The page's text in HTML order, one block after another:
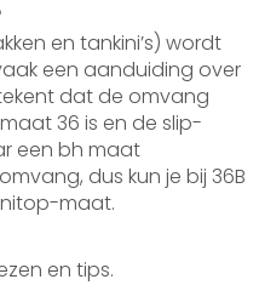
en tankini’s) wordt
een aanduiding over
dat de omvang
36 is en de slip-
een bh maat
dus kun je bij 36B
maat.
en tips.